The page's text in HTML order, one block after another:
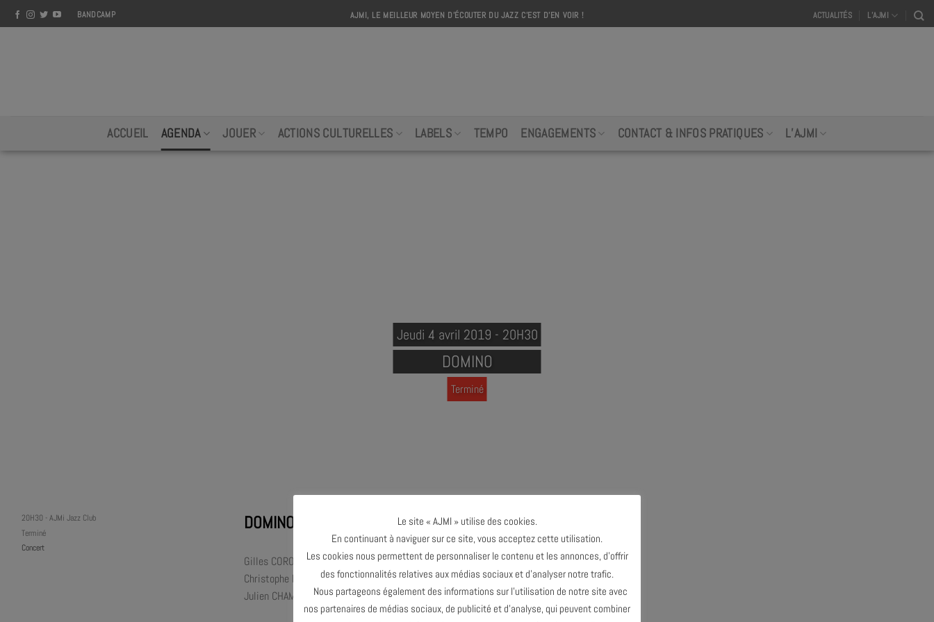
Skip
to
BANDCAMP AJMI, LE MEILLEUR MOYEN D'ÉCOUTER DU JAZZ C'EST D'EN VOIR ! ACTUALITÉS L’AJMI
ACCUEIL AGENDA JOUER ACTIONS CULTURELLES LABELS TEMPO ENGAGEMENTS CONTACT & INFOS PRATIQUES L’AJMI
Jeudi 4 avril 2019 - 20H30
DOMINO
Terminé
20H30 - AJMi Jazz Club
Terminé
Concert
DOMINO
Gilles CORONADO : guitare
Christophe LAVERGNE : batterie
Julien CHAMLA : batterie
Le site « AJMI » utilise des cookies.
En continuant à naviguer sur ce site, vous acceptez cette utilisation.
Les cookies nous permettent de personnaliser le contenu et les annonces, d’offrir
des fonctionnalités relatives aux médias sociaux et d’analyser notre trafic.
Nous partageons également des informations sur l’utilisation de notre site avec
nos partenaires de médias sociaux, de publicité et d’analyse, qui peuvent combiner